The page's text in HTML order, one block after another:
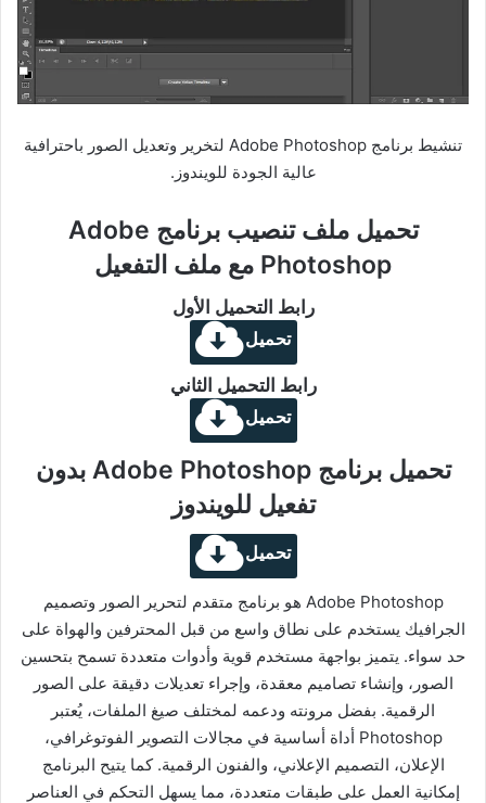
تنشيط برنامج Adobe Photoshop لتخرير وتعديل الصور باحترافية
عالية الجودة للويندوز.
تحميل ملف تنصيب برنامج Adobe
Photoshop مع ملف التفعيل
رابط التحميل الأول
تحميل
رابط التحميل الثاني
تحميل
تحميل برنامج Adobe Photoshop بدون
تفعيل للويندوز
تحميل
Adobe Photoshop هو برنامج متقدم لتحرير الصور وتصميم
الجرافيك يستخدم على نطاق واسع من قبل المحترفين والهواة على
حد سواء. يتميز بواجهة مستخدم قوية وأدوات متعددة تسمح بتحسين
الصور، وإنشاء تصاميم معقدة، وإجراء تعديلات دقيقة على الصور
الرقمية. بفضل مرونته ودعمه لمختلف صيغ الملفات، يُعتبر
Photoshop أداة أساسية في مجالات التصوير الفوتوغرافي،
الإعلان، التصميم الإعلاني، والفنون الرقمية. كما يتيح البرنامج
إمكانية العمل على طبقات متعددة، مما يسهل التحكم في العناصر